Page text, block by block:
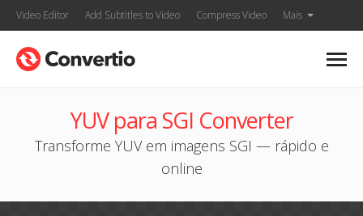
Video Editor Add Subtitles to Video Compress Video Mais
YUV para SGI Converter
Transforme YUV em imagens SGI — rápido e
online